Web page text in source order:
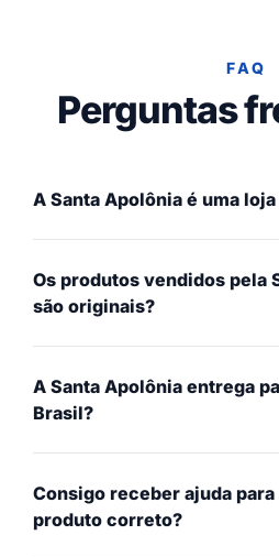
FAQ
Perguntas
A Santa Apolônia é uma
Os produtos vendidos pela
são originais?
A Santa Apolônia entrega
Brasil?
Consigo receber ajuda
produto correto?